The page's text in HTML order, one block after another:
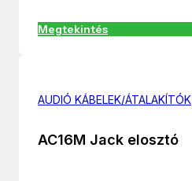
Megtekintés
AUDIÓ KÁBELEK/ÁTALAKÍTÓK
AC16M Jack elosztó